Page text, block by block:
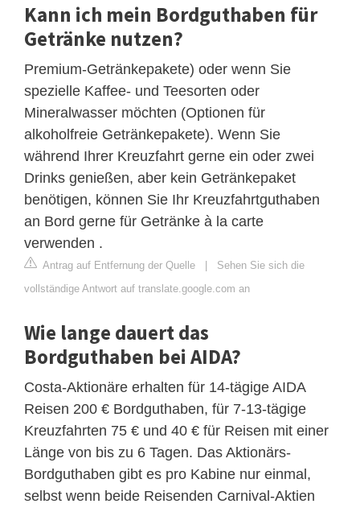
Kann ich mein Bordguthaben für
Getränke nutzen?
Premium-Getränkepakete) oder wenn Sie
spezielle Kaffee- und Teesorten oder
Mineralwasser möchten (Optionen für
alkoholfreie Getränkepakete). Wenn Sie
während Ihrer Kreuzfahrt gerne ein oder zwei
Drinks genießen, aber kein Getränkepaket
benötigen, können Sie Ihr Kreuzfahrtguthaben
an Bord gerne für Getränke à la carte
verwenden .
Antrag auf Entfernung der Quelle | Sehen Sie sich die
vollständige Antwort auf translate.google.com an
Wie lange dauert das
Bordguthaben bei AIDA?
Costa-Aktionäre erhalten für 14-tägige AIDA
Reisen 200 € Bordguthaben, für 7-13-tägige
Kreuzfahrten 75 € und 40 € für Reisen mit einer
Länge von bis zu 6 Tagen. Das Aktionärs-
Bordguthaben gibt es pro Kabine nur einmal,
selbst wenn beide Reisenden Carnival-Aktien